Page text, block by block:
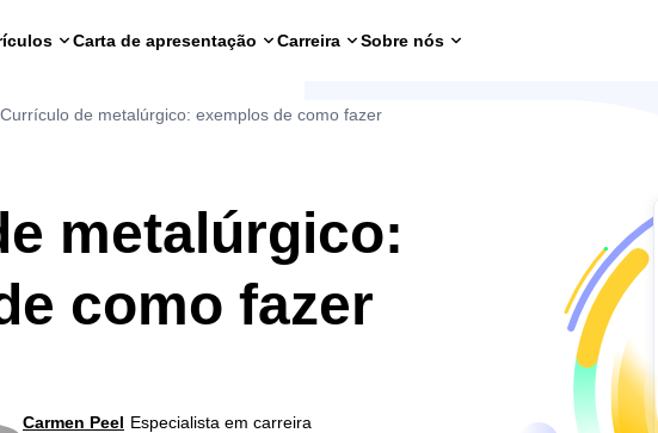
Carta de apresentação Carreira Sobre nós
Currículo de metalúrgico: exemplos de como fazer
metalúrgico:
como fazer
Carmen Peel Especialista em carreira